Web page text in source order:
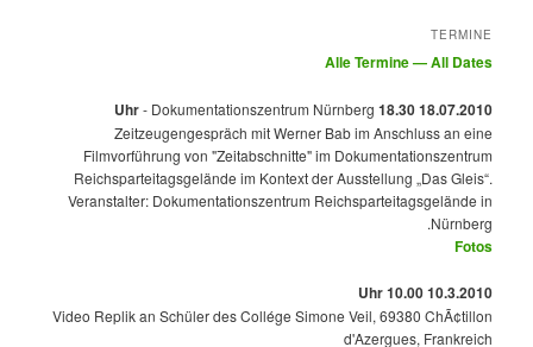
TERMINE
Alle Termine — All Dates
18.07.2010 18.30 Uhr
- Dokumentationszentrum Nürnberg
Zeitzeugengespräch mit Werner Bab im Anschluss an eine
Filmvorführung von "Zeitabschnitte" im Dokumentationszentrum
Reichsparteitagsgelände im Kontext der Ausstellung „Das Gleis“.
Veranstalter: Dokumentationszentrum Reichsparteitagsgelände in
Nürnberg.
Fotos
10.3.2010 10.00 Uhr
Video Replik an Schüler des Collége Simone Veil, 69380 ChÃ¢tillon
d'Azergues, Frankreich